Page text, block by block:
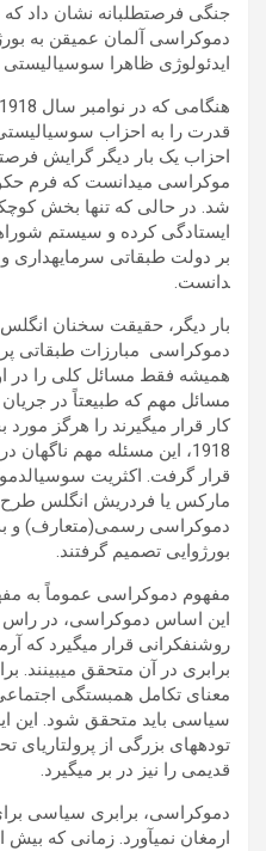
جنگی فرصت­طلبانه نشان داد
دموکراسی آلمان عمیقن به
ایدئولوژی ظاهرا
قدرت را به احزاب سوسیالیستی
احزاب یک بار دیگر گرایش
موکراسی می­دانست که فرم
شد. در حالی که تنها بخش
ایستادگی کرده و سیستم
دانست.
بار دیگر، حقیقت سخنان
دموکراسی مبارزات طبقاتی
همیشه فقط مسائل کلی را در
مسائل مهم که طبیعتاً در
کار قرار می­گیرند را هرگز مورد
1918، این مسئله مهم
قرار گرفت. اکثریت
مارکس یا فردریش انگلس طرح
دموکراسی رسمی(متعارف) و
بورژوایی تصمیم گرفتند.
مفهوم دموکراسی عموماً به
این اساس دموکراسی، در راس
روشنفکرانی قرار می­گیرد که
برابری در آن متحقق می­بینند.
معنای تکامل همبستگی
سیاسی باید متحقق شود. این
توده­های بزرگی از
قدیمی را نیز در بر می­گیرد.
دموکراسی، برابری سیاسی